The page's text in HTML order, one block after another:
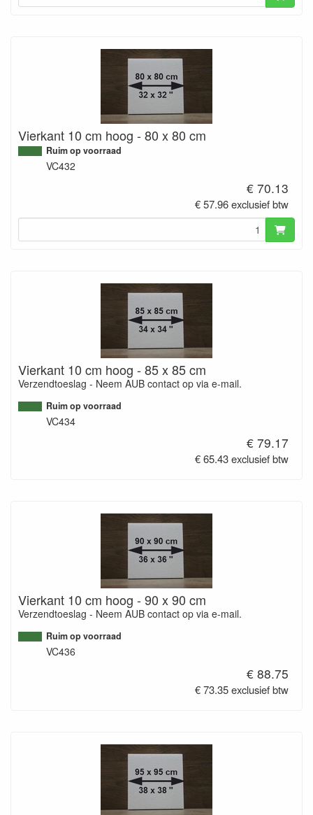
Vierkant 10 cm hoog - 80 x 80 cm
Ruim op voorraad
VC432
€ 70.13
€ 57.96 exclusief btw
Vierkant 10 cm hoog - 85 x 85 cm
Verzendtoeslag - Neem AUB contact op via e-mail.
Ruim op voorraad
VC434
€ 79.17
€ 65.43 exclusief btw
Vierkant 10 cm hoog - 90 x 90 cm
Verzendtoeslag - Neem AUB contact op via e-mail.
Ruim op voorraad
VC436
€ 88.75
€ 73.35 exclusief btw